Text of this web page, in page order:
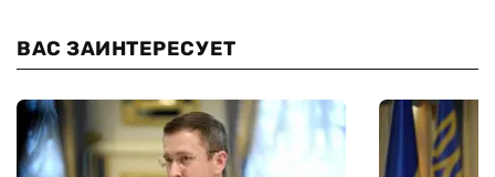
ВАС ЗАИНТЕРЕСУЕТ